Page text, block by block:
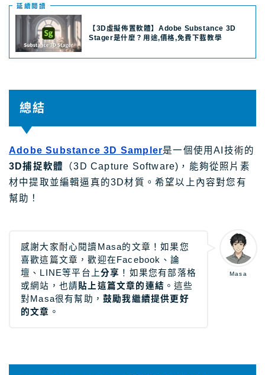
延續閲讀
【3D虛擬佈置軟體】Adobe Substance 3D
Stager是什麼？用途,價格,免費下載教學
總結
Adobe Substance 3D Sampler是一個使用AI技術的
3D捕捉軟體
（3D Capture Software)，能夠從照片素
材中提取並編輯逼真的3D材質。希望以上內容對您有
幫助！
Masa
感謝大家耐心閱讀Masa的文章！如果您
喜歡這篇文章，歡迎在Facebook、論
壇、LINE等平台上分享 ！如果您有部落格
或網站，也請貼上這篇文章的連結 。這些
對Masa很有幫助， 鼓勵我繼續提供更好
的文章 。